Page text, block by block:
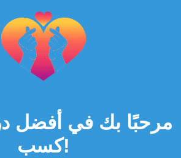
مرحبًا بك في أفضل
كسب!